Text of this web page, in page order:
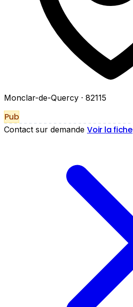
Monclar-de-Quercy · 82115
Pub
Contact sur demande Voir la fiche